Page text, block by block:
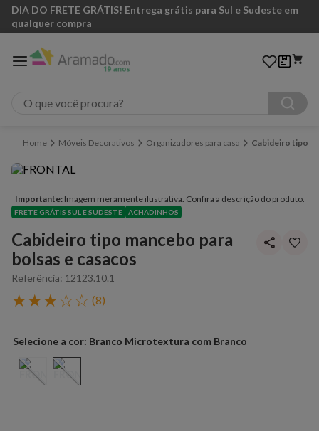
DIA DO FRETE GRÁTIS! Entrega grátis para Sul e Sudeste em
qualquer compra
O que você procura?
Móveis Decorativos Organizadores para casa Cabideiro tipo
Importante:Imagem meramente ilustrativa. Confira a descrição do produto.
FRETE GRÁTIS SUL E SUDESTE ACHADINHOS
Cabideiro tipo mancebo para
bolsas e casacos
Referência: 12123.10.1
★★★☆☆ (8)
Branco Microtextura com Branco